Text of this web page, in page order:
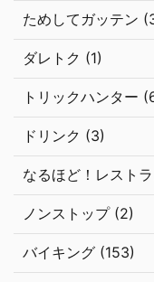
ためしてガッテン
ダレトク (1)
トリックハンター
ドリンク (3)
なるほど！レスト
ノンストップ (2)
バイキング (153)